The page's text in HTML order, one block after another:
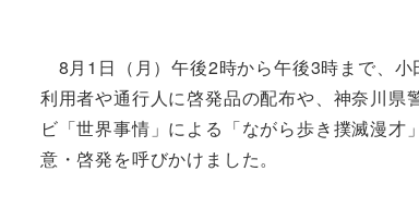
8月1日（月）午後2時から午後3時まで、
利用者や通行人に啓発品の配布や、神奈川県
ビ「世界事情」による「ながら歩き撲滅漫才
意・啓発を呼びかけました。